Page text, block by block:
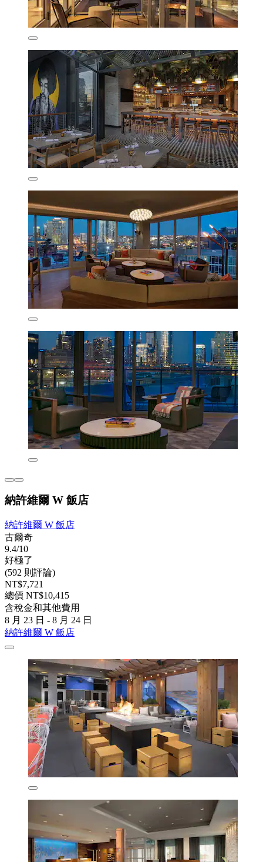
納許維爾 W 飯店
納許維爾 W 飯店
古爾奇
9.4/10
好極了
(592 則評論)
NT$7,721
總價 NT$10,415
含稅金和其他費用
8 月 23 日 - 8 月 24 日
納許維爾 W 飯店